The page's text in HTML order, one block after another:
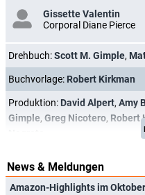
Gissette Valentin
Corporal Diane Pierce
Drehbuch:Scott M. Gimple,
Buchvorlage: Robert Kirkman
Produktion: David Alpert, Amy
Gimple, Greg Nicotero, Robert
News & Meldungen